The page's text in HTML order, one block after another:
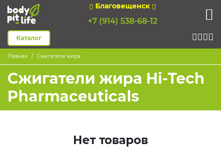
Благовещенск
+7 (914) 538-68-12
Каталог
Главная Сжигатели жира
Сжигатели жира Hi-Tech
Pharmaceuticals
Нет товаров